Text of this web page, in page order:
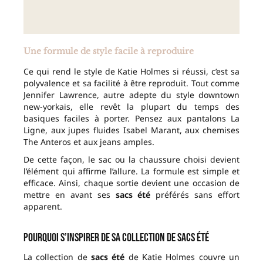
Une formule de style facile à reproduire
Ce qui rend le style de Katie Holmes si réussi, c’est sa
polyvalence et sa facilité à être reproduit. Tout comme
Jennifer Lawrence, autre adepte du style downtown
new-yorkais, elle revêt la plupart du temps des
basiques faciles à porter. Pensez aux pantalons La
Ligne, aux jupes fluides Isabel Marant, aux chemises
The Anteros et aux jeans amples.
De cette façon, le sac ou la chaussure choisi devient
l’élément qui affirme l’allure. La formule est simple et
efficace. Ainsi, chaque sortie devient une occasion de
mettre en avant ses sacs été préférés sans effort
apparent.
Pourquoi s’inspirer de sa collection de sacs été
La collection de sacs été de Katie Holmes couvre un